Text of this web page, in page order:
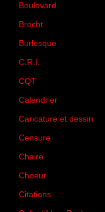
Boulevard
Brecht
Burlesque
C.R.I.
CQT
Calendrier
Caricature et dessin
Censure
Chaire
Choeur
Citations